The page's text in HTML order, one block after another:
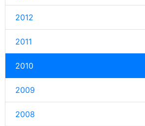
2012
2011
2010
2009
2008